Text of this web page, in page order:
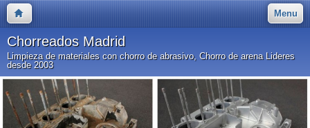
Menu
Chorreados Madrid
Limpieza de materiales con chorro de abrasivo, Chorro de arena Lideres
desde 2003